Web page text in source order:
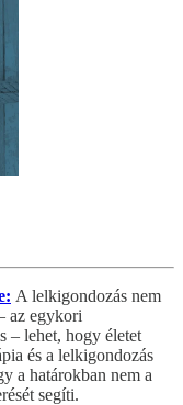
A lelkigondozás nem
az egykori
– lehet, hogy életet
és a lelkigondozás
a határokban nem a
segíti.